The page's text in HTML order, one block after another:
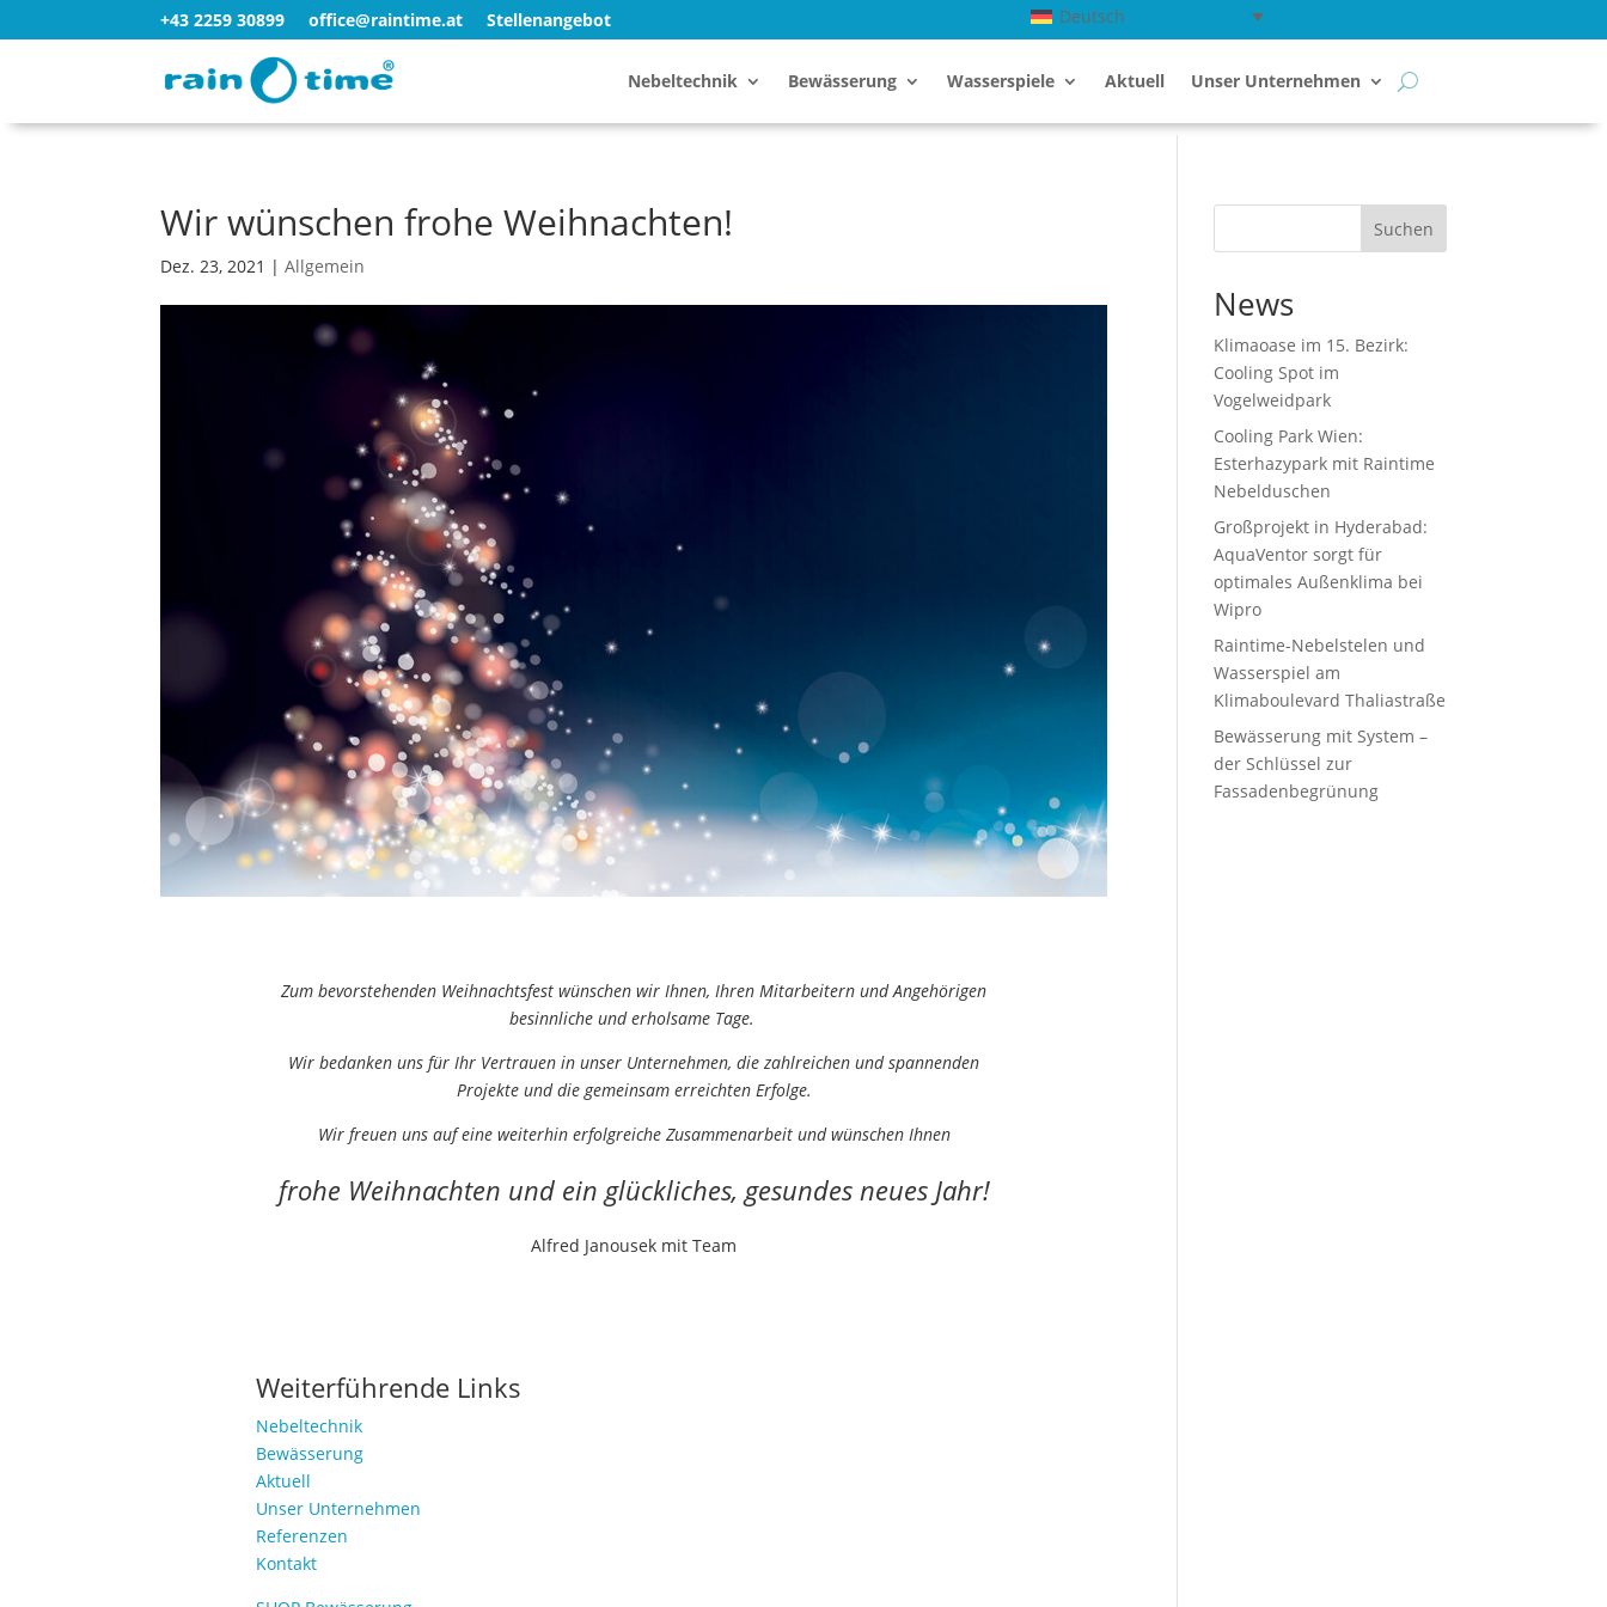
+43 2259 30899 office@raintime.at Stellenangebot Deutsch
Nebeltechnik Bewässerung Wasserspiele Aktuell Unser Unternehmen
Wir wünschen frohe Weihnachten!
Dez. 23, 2021 |Allgemein
Zum bevorstehenden Weihnachtsfest wünschen wir Ihnen, Ihren Mitarbeitern und Angehörigen
besinnliche und erholsame Tage.
Wir bedanken uns für Ihr Vertrauen in unser Unternehmen, die zahlreichen und spannenden
Projekte und die gemeinsam erreichten Erfolge.
Wir freuen uns auf eine weiterhin erfolgreiche Zusammenarbeit und wünschen Ihnen
frohe Weihnachten und ein glückliches, gesundes neues Jahr!
Alfred Janousek mit Team
Weiterführende Links
Nebeltechnik
Bewässerung
Aktuell
Unser Unternehmen
Referenzen
Kontakt
Suchen
News
Klimaoase im 15. Bezirk:
Cooling Spot im
Vogelweidpark
Cooling Park Wien:
Esterhazypark mit Raintime
Nebelduschen
Großprojekt in Hyderabad:
AquaVentor sorgt für
optimales Außenklima bei
Wipro
Raintime-Nebelstelen und
Wasserspiel am
Klimaboulevard Thaliastraße
Bewässerung mit System –
der Schlüssel zur
Fassadenbegrünung